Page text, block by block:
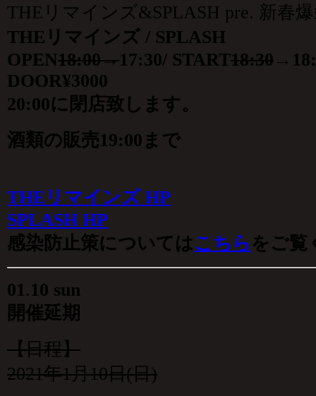
THEリマインズ&SPLASH pre. 新春
THEリマインズ / SPLASH
OPEN18:00→17:30/ START18:30
DOOR¥3000
20:00に閉店致します。
酒類の販売19:00まで
THEリマインズ HP
SPLASH HP
感染防止策についてはこちら をご覧
01.10 sun
開催延期
【日程】
2021年1月10日(日)